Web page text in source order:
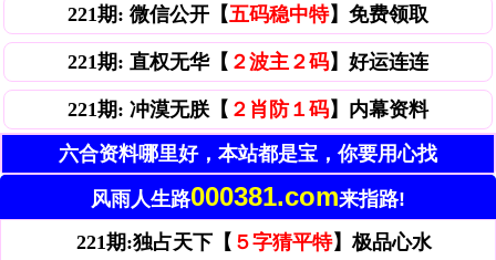
221期: 微信公开【五码稳中特】免费领取
221期: 直权无华【 ２波主２码】好运连连
221期: 冲漠无朕【 ２肖防１码】内幕资料
六合资料哪里好，本站都是宝，你要用心找
风雨人生路000381.com来指路!
221期:独占天下【 ５字猜平特】极品心水